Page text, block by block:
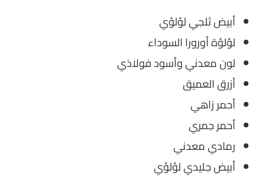
أبيض ثلجي لؤلؤي
لؤلؤة أورورا السوداء
لون معدني وأسود فولاذي
أزرق العميق
أحمر زاهي
أحمر جمري
رمادي معدني
أبيض جليدي لؤلؤي